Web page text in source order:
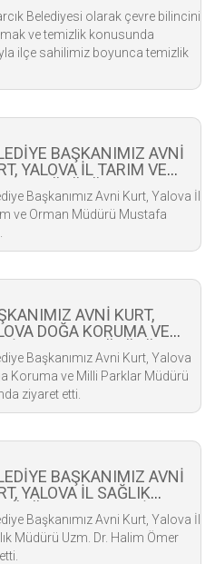
Belediyesi olarak çevre bilincini
ve temizlik konusunda
ilçe sahilimiz boyunca temizlik
BAŞKANIMIZ AVNİ
YALOVA İL TARIM VE
ZİYARET ETTİ
Başkanımız Avni Kurt, Yalova İl
ve Orman Müdürü Mustafa
AVNİ KURT,
DOĞA KORUMA VE
SARAÇOĞLU'NU
ETTİ
Başkanımız Avni Kurt, Yalova
Koruma ve Milli Parklar Müdürü
ziyaret etti.
BAŞKANIMIZ AVNİ
YALOVA İL SAĞLIK
KAŞIKÇI'YI ZİYARET
Başkanımız Avni Kurt, Yalova İl
Müdürü Uzm. Dr. Halim Ömer